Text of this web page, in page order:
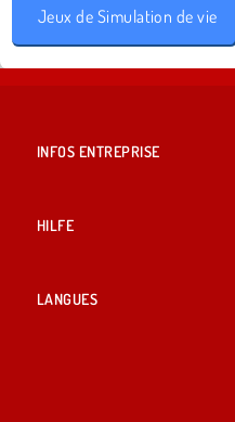
Jeux de Simulation de vie
INFOS ENTREPRISE
HILFE
LANGUES